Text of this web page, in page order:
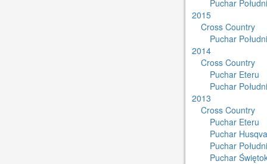
Puchar
2015
Cross Country
Puchar
2014
Cross Country
Puchar Eteru
Puchar
2013
Cross Country
Puchar Eteru
Puchar
Puchar
Puchar